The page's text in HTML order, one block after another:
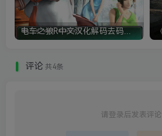
电车之狼R中文汉化解码去码硬盘完整破解版+MOD特典+全CG存档+攻略|修复卡顿
评论 共4条
请登录后发表评论